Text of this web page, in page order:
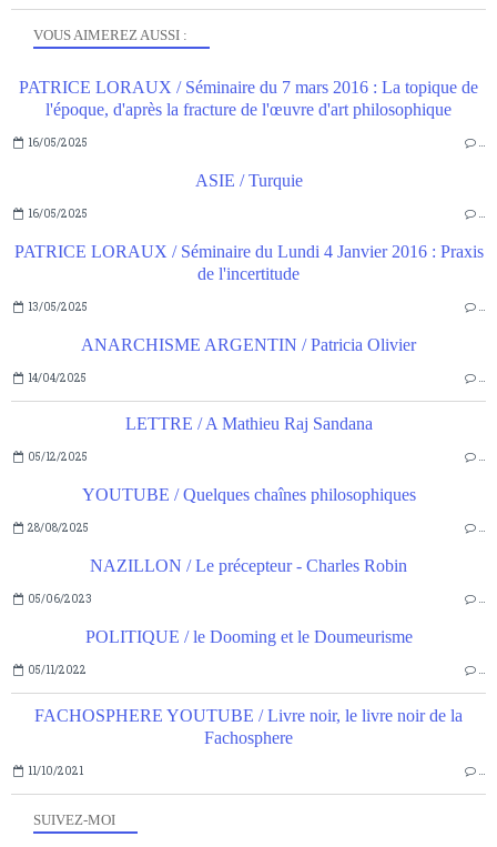
SUIVEZ-MOI
VOUS AIMEREZ AUSSI :
PATRICE LORAUX / Séminaire du 7 mars 2016 : La topique de
l'époque, d'après la fracture de l'œuvre d'art philosophique
16/05/2025 …
ASIE / Turquie
16/05/2025 …
PATRICE LORAUX / Séminaire du Lundi 4 Janvier 2016 : Praxis
de l'incertitude
13/05/2025 …
ANARCHISME ARGENTIN / Patricia Olivier
14/04/2025 …
LETTRE / A Mathieu Raj Sandana
05/12/2025 …
YOUTUBE / Quelques chaînes philosophiques
28/08/2025 …
NAZILLON / Le précepteur - Charles Robin
05/06/2023 …
POLITIQUE / le Dooming et le Doumeurisme
05/11/2022 …
FACHOSPHERE YOUTUBE / Livre noir, le livre noir de la
Fachosphere
11/10/2021 …